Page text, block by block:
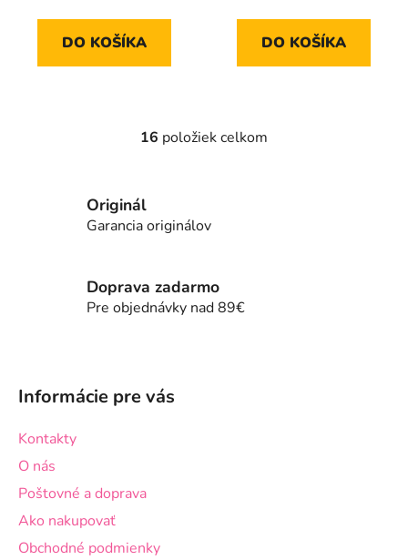
DO KOŠÍKA DO KOŠÍKA
O
d
i
e
16 položiek celkom
Originál
Garancia originálov
Doprava zadarmo
Pre objednávky nad 89€
Informácie pre vás
Kontakty
O nás
Poštovné a doprava
Ako nakupovať
Obchodné podmienky